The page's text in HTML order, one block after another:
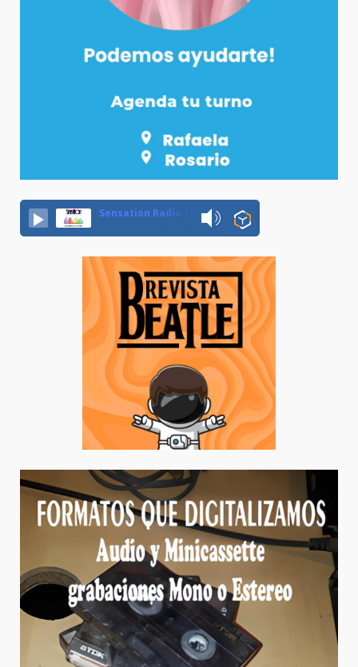
Sensation Radio 107.5 Neuquen